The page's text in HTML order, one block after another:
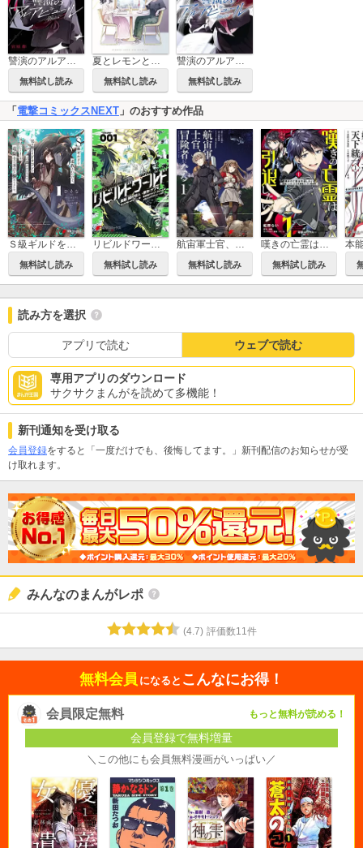
讐演のアルアビュール【分冊版】
無料試し読み
夏とレモンとオーバーレイ
無料試し読み
讐演のアルアビュール
無料試し読み
「 電撃コミックスNEXT 」のおすすめ作品
Ｓ級ギルドを追放されたけど、実は俺だけドラゴンの言葉がわかるので、気付いたときには竜騎士の頂点を極めてました。
無料試し読み
リビルドワールド
無料試し読み
航宙軍士官、冒険者になる
無料試し読み
嘆きの亡霊は引退したい ～最弱ハンターによる最強パーティ育成術～
無料試し読み
読み方を選択
アプリで読む ウェブで読む
専用アプリのダウンロード
サクサクまんがを読めて多機能！
新刊通知を受け取る
会員登録をすると「一度だけでも、後悔してます。」新刊配信のお知らせが受
け取れます。
みんなのまんがレポ
(4.7) 評価数11件
無料会員 になると こんなにお得！
会員限定無料 もっと無料が読める！
会員登録で無料増量
＼この他にも会員無料漫画がいっぱい／